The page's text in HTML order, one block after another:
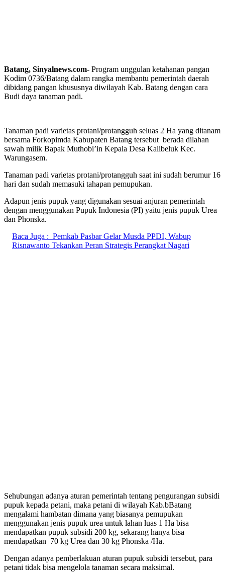
Batang, Sinyalnews.com- Program unggulan ketahanan pangan
Kodim 0736/Batang dalam rangka membantu pemerintah daerah
dibidang pangan khususnya diwilayah Kab. Batang dengan cara
Budi daya tanaman padi.
Tanaman padi varietas protani/protangguh seluas 2 Ha yang ditanam
bersama Forkopimda Kabupaten Batang tersebut berada dilahan
sawah milik Bapak Muthobi’in Kepala Desa Kalibeluk Kec.
Warungasem.
Tanaman padi varietas protani/protangguh saat ini sudah berumur 16
hari dan sudah memasuki tahapan pemupukan.
Adapun jenis pupuk yang digunakan sesuai anjuran pemerintah
dengan menggunakan Pupuk Indonesia (PI) yaitu jenis pupuk Urea
dan Phonska.
Baca Juga : Pemkab Pasbar Gelar Musda PPDI, Wabup
Risnawanto Tekankan Peran Strategis Perangkat Nagari
Sehubungan adanya aturan pemerintah tentang pengurangan subsidi
pupuk kepada petani, maka petani di wilayah Kab.bBatang
mengalami hambatan dimana yang biasanya pemupukan
menggunakan jenis pupuk urea untuk lahan luas 1 Ha bisa
mendapatkan pupuk subsidi 200 kg, sekarang hanya bisa
mendapatkan 70 kg Urea dan 30 kg Phonska /Ha.
Dengan adanya pemberlakuan aturan pupuk subsidi tersebut, para
petani tidak bisa mengelola tanaman secara maksimal.